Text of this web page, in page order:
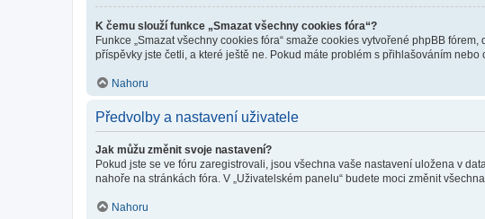
K čemu slouží funkce „Smazat všechny cookies fóra“?
Funkce „Smazat všechny cookies fóra“ smaže cookies vytvořené phpBB
příspěvky jste četli, a které ještě ne. Pokud máte problém s přihlašováním
Nahoru
Předvolby a nastavení uživatele
Jak můžu změnit svoje nastavení?
Pokud jste se ve fóru zaregistrovali, jsou všechna vaše nastavení uložena v
nahoře na stránkách fóra. V „Uživatelském panelu“ budete moci změnit
Nahoru